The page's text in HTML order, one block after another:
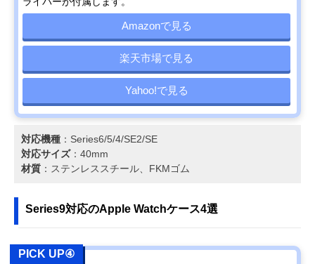
Amazonで見る
楽天市場で見る
Yahoo!で見る
対応機種 ：Series6/5/4/SE2/SE
対応サイズ：40mm
材質 ：ステンレススチール、FKMゴム
Series9対応のApple Watchケース4選
PICK UP④